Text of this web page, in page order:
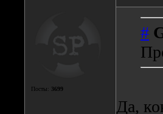
Посты: 3699
#
Да,